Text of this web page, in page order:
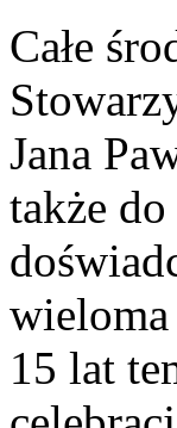
Całe
Jana
także
15 lat